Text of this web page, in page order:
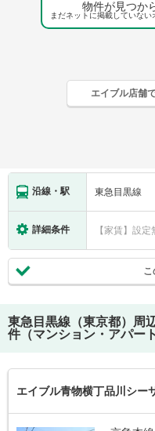
物件が見つか
まだネットに掲載していな
エイブル店舗
沿線・駅 東急目黒線
詳細条件 【家賃】設定
こ
東急目黒線（東京都）
周
件（マンション・アパー
エイブル青物横丁品川シー